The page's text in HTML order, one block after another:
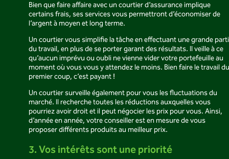
Bien que faire affaire avec un courtier d’assurance implique
certains frais, ses services vous permettront d’économiser de
l’argent à moyen et long terme.
Un courtier vous simplifie la tâche en effectuant une grande
du travail, en plus de se porter garant des résultats. Il veille à ce
qu’aucun imprévu ou oubli ne vienne vider votre portefeuille au
moment où vous vous y attendez le moins. Bien faire le travail du
premier coup, c’est payant !
Un courtier surveille également pour vous les fluctuations du
marché. Il recherche toutes les réductions auxquelles vous
pourriez avoir droit et il peut négocier les prix pour vous. Ainsi,
d’année en année, votre conseiller est en mesure de vous
proposer différents produits au meilleur prix.
3. Vos intérêts sont une priorité